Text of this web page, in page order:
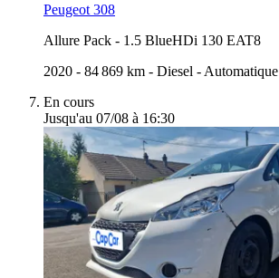
Peugeot 308
Allure Pack - 1.5 BlueHDi 130 EAT8
2020 - 84 869 km - Diesel - Automatique
En cours
Jusqu'au 07/08 à 16:30